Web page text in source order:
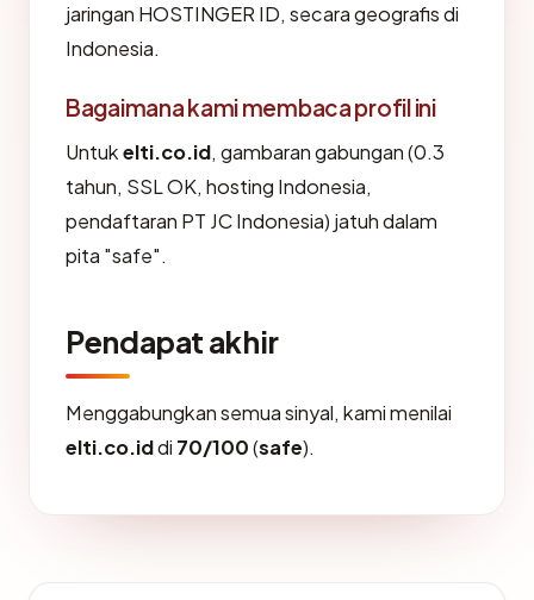
jaringan HOSTINGER ID, secara geografis di
Indonesia.
Bagaimana kami membaca profil ini
Untukelti.co.id, gambaran gabungan (0.3
tahun, SSL OK, hosting Indonesia,
pendaftaran PT JC Indonesia) jatuh dalam
pita "safe".
Pendapat akhir
Menggabungkan semua sinyal, kami menilai
elti.co.iddi 70/100(safe).